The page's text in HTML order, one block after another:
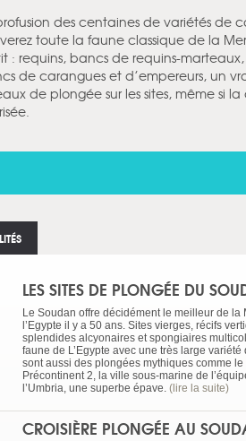
des centaines de variétés de
toute la faune classique de la
: requins, bancs de requins-
de carangues et d’empereurs, un
de plongée sur les sites, même si
LES SITES DE PLONGÉE DU
Le Soudan offre décidément le meilleur de la
l’Egypte il y a 50 ans. Sites vierges, récifs
splendides alcyonaires et spongiaires
faune de L’Egypte avec une très large
sont aussi des plongées mythiques comme le
Précontinent 2, la ville sous-marine de
l’Umbria, une superbe épave. (lire la suite)
CROISIÈRE PLONGÉE AU